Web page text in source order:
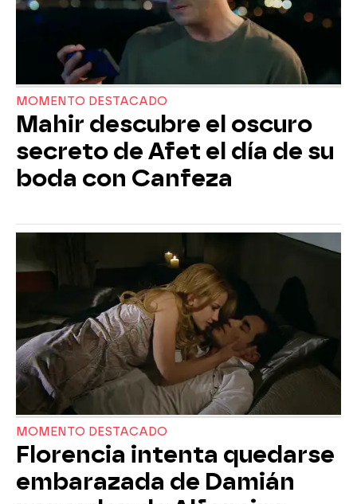
MOMENTO DESTACADO
Mahir descubre el oscuro
secreto de Afet el día de su
boda con Canfeza
MOMENTO DESTACADO
Florencia intenta quedarse
embarazada de Damián